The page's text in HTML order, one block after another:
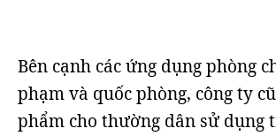
Bên cạnh các ứng dụng phòng
phạm và quốc phòng, công ty
phẩm cho thường dân sử dụng